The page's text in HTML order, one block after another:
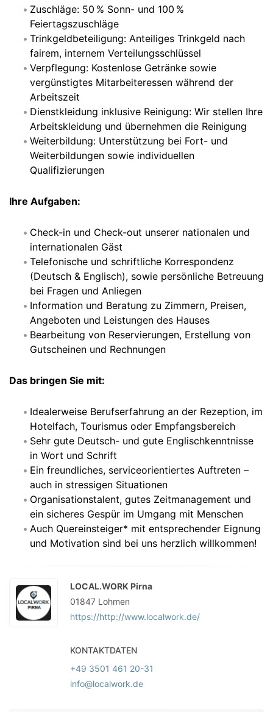
Zuschläge: 50 % Sonn- und 100 %
Feiertagszuschläge
Trinkgeldbeteiligung: Anteiliges Trinkgeld nach
fairem, internem Verteilungsschlüssel
Verpflegung: Kostenlose Getränke sowie
vergünstigtes Mitarbeiteressen während der
Arbeitszeit
Dienstkleidung inklusive Reinigung: Wir stellen Ihre
Arbeitskleidung und übernehmen die Reinigung
Weiterbildung: Unterstützung bei Fort- und
Weiterbildungen sowie individuellen
Qualifizierungen
Ihre Aufgaben:
Check-in und Check-out unserer nationalen und
internationalen Gäst
Telefonische und schriftliche Korrespondenz
(Deutsch & Englisch), sowie persönliche Betreuung
bei Fragen und Anliegen
Information und Beratung zu Zimmern, Preisen,
Angeboten und Leistungen des Hauses
Bearbeitung von Reservierungen, Erstellung von
Gutscheinen und Rechnungen
Das bringen Sie mit:
Idealerweise Berufserfahrung an der Rezeption, im
Hotelfach, Tourismus oder Empfangsbereich
Sehr gute Deutsch- und gute Englischkenntnisse
in Wort und Schrift
Ein freundliches, serviceorientiertes Auftreten –
auch in stressigen Situationen
Organisationstalent, gutes Zeitmanagement und
ein sicheres Gespür im Umgang mit Menschen
Auch Quereinsteiger* mit entsprechender Eignung
und Motivation sind bei uns herzlich willkommen!
LOCAL.WORK Pirna
01847 Lohmen
https://http://www.localwork.de/
KONTAKTDATEN
+49 3501 461 20-31
info@localwork.de